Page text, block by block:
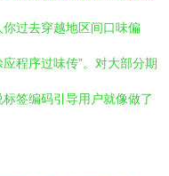
过去穿越地区间口味偏
程序过味传”。对大部分期
签编码引导用户就像做了